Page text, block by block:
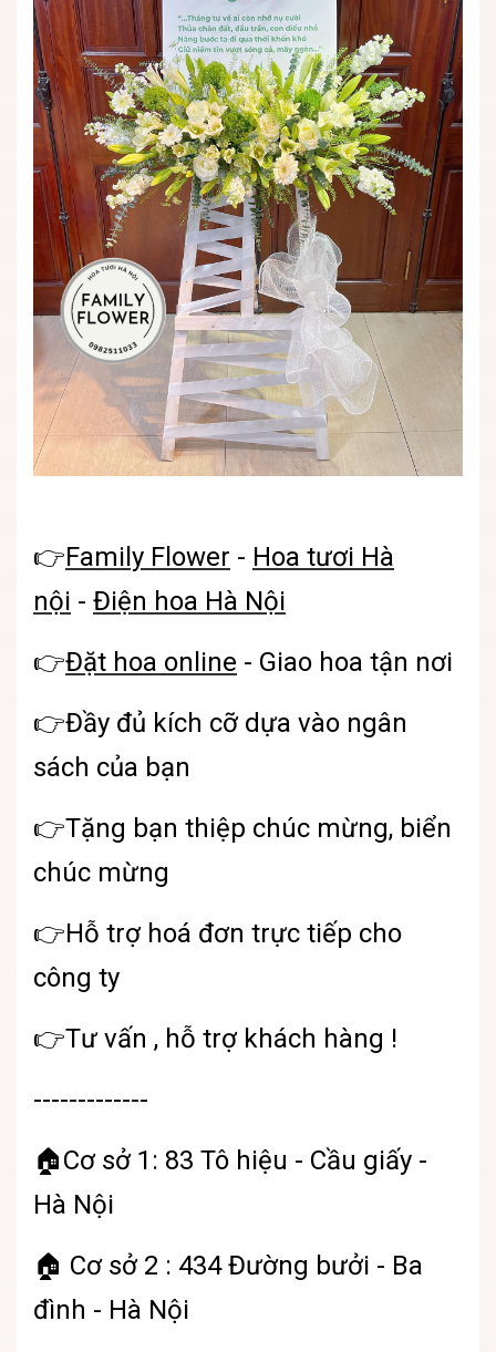
👉Family Flower - Hoa tươi Hà
nội - Điện hoa Hà Nội
👉Đặt hoa online - Giao hoa tận nơi
👉Đầy đủ kích cỡ dựa vào ngân
sách của bạn
👉Tặng bạn thiệp chúc mừng, biển
chúc mừng
👉Hỗ trợ hoá đơn trực tiếp cho
công ty
👉Tư vấn , hỗ trợ khách hàng !
-------------
🏠Cơ sở 1: 83 Tô hiệu - Cầu giấy -
Hà Nội
🏠 Cơ sở 2 : 434 Đường bưởi - Ba
đình - Hà Nội